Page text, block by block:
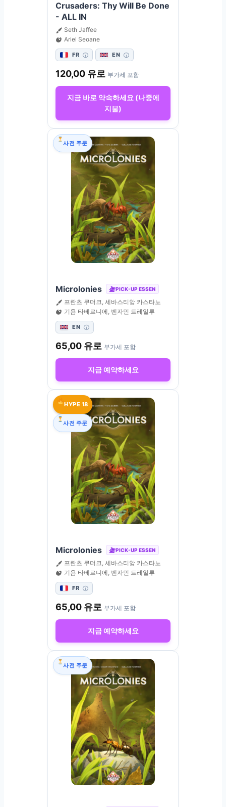
Crusaders: Thy Will Be Done
- ALL IN
Seth Jaffee
Ariel Seoane
FR EN
120,00 유로 부가세 포함
지금 바로 약속하세요 (나중에
지불)
사전 주문
Microlonies PICK-UP ESSEN
프란츠 쿠더크, 세바스티앙 카스타노
기욤 타베르니에, 벤자민 트레일루
EN
65,00 유로 부가세 포함
지금 예약하세요
HYPE 18
사전 주문
Microlonies PICK-UP ESSEN
프란츠 쿠더크, 세바스티앙 카스타노
기욤 타베르니에, 벤자민 트레일루
FR
65,00 유로 부가세 포함
지금 예약하세요
사전 주문